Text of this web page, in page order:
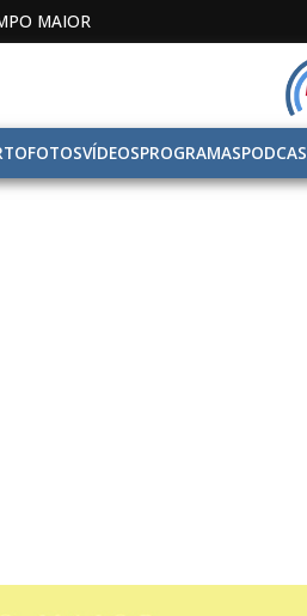
MAIOR
FOTOSVÍDEOSPROGRAMAS